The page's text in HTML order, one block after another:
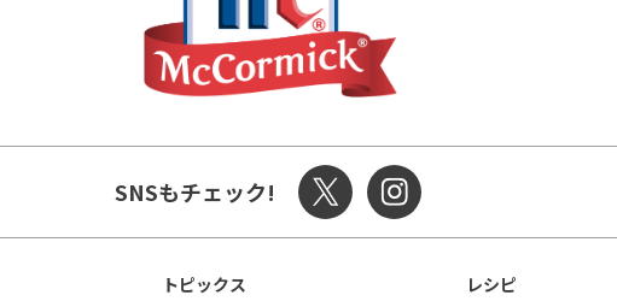
SNSもチェック!
トピックス レシピ